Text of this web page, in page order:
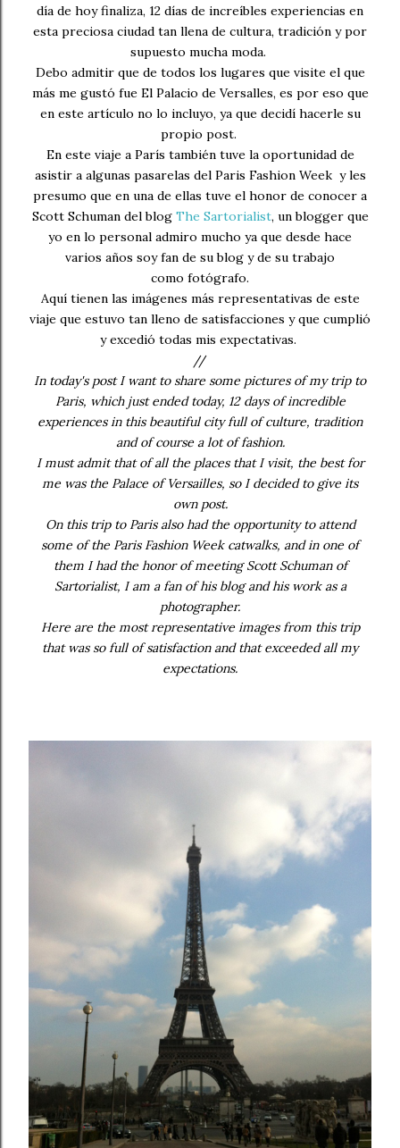
día de hoy finaliza, 12 días de increíbles experiencias en
esta preciosa ciudad tan llena de cultura, tradición y por
supuesto mucha moda.
Debo admitir que de todos los lugares que visite el que
más me gustó fue El Palacio de Versalles, es por eso que
en este artículo no lo incluyo, ya que decidí hacerle su
propio post.
En este viaje a París también tuve la oportunidad de
asistir a algunas pasarelas del Paris Fashion Week y les
presumo que en una de ellas tuve el honor de conocer a
Scott Schuman del blog The Sartorialist, un blogger que
yo en lo personal admiro mucho ya que desde hace
varios años soy fan de su blog y de su trabajo
como fotógrafo.
Aquí tienen las imágenes más representativas de este
viaje que estuvo tan lleno de satisfacciones y que cumplió
y excedió todas mis expectativas.
//
In today's post I want to share some pictures of my trip to
Paris, which just ended today, 12 days of incredible
experiences in this beautiful city full of culture, tradition
and of course a lot of fashion.
I must admit that of all the places that I visit, the best for
me was the Palace of Versailles, so I decided to give its
own post.
On this trip to Paris also had the opportunity to attend
some of the Paris Fashion Week catwalks, and in one of
them I had the honor of meeting Scott Schuman of
Sartorialist, I am a fan of his blog and his work as a
photographer.
Here are the most representative images from this trip
that was so full of satisfaction and that exceeded all my
expectations.